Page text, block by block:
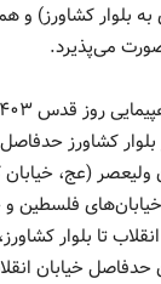
بلوار کشاورز)
می‌پذیرد.
۱۶ فروردین ۱۴۰۳ در هر دو مسیر
(عج،
خیابان‌های فلسطین
حدفاصل خیابان